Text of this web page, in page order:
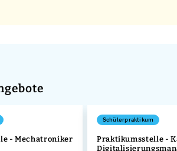
- Mechatroniker
Schülerpraktikum
Praktikumsstelle -